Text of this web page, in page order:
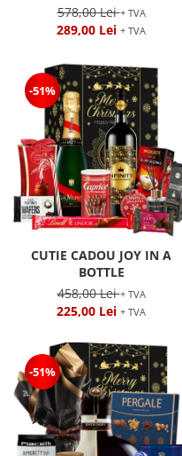
578,00 Lei+ TVA
289,00 Lei + TVA
-51%
CUTIE CADOU JOY IN A
BOTTLE
458,00 Lei+ TVA
225,00 Lei + TVA
-51%